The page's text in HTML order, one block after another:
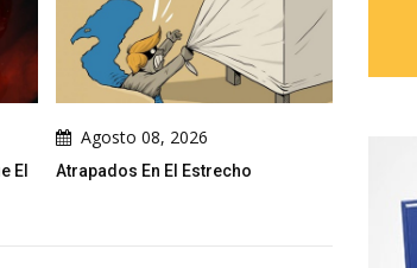
Agosto 08, 2026
Galería De Dibujos Humorísticos